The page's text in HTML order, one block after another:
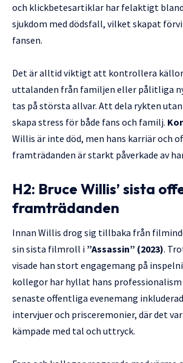
och klickbetesartiklar har felaktigt
sjukdom med dödsfall, vilket skapat
fansen.
Det är alltid viktigt att kontrollera
uttalanden från familjen eller pålitliga
tas på största allvar. Att dela rykten
skapa stress för både fans och familj.
Willis är inte död, men hans karriär och
framträdanden är starkt påverkade av
H2: Bruce Willis’ sista
framträdanden
Innan Willis drog sig tillbaka från
sin sista filmroll i ”Assassin” (2023).
visade han stort engagemang på
kollegor har hyllat hans professionalism
senaste offentliga evenemang
intervjuer och prisceremonier, där det
kämpade med tal och uttryck.